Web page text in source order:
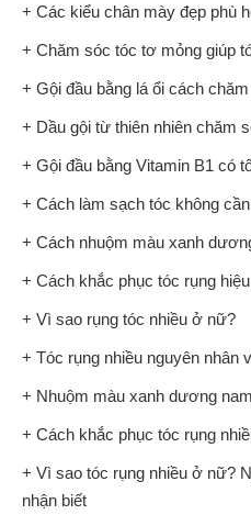
+ Các kiểu chân mày đẹp phù
+ Chăm sóc tóc tơ mỏng giúp
+ Gội đầu bằng lá ổi cách
+ Dầu gội từ thiên nhiên chăm
+ Gội đầu bằng Vitamin B1 có
+ Cách làm sạch tóc không
+ Cách nhuộm màu xanh
+ Cách khắc phục tóc rụng
+ Vì sao rụng tóc nhiều ở nữ?
+ Tóc rụng nhiều nguyên nhân
+ Nhuộm màu xanh dương nam
+ Cách khắc phục tóc rụng
+ Vì sao tóc rụng nhiều ở nữ?
nhận biết